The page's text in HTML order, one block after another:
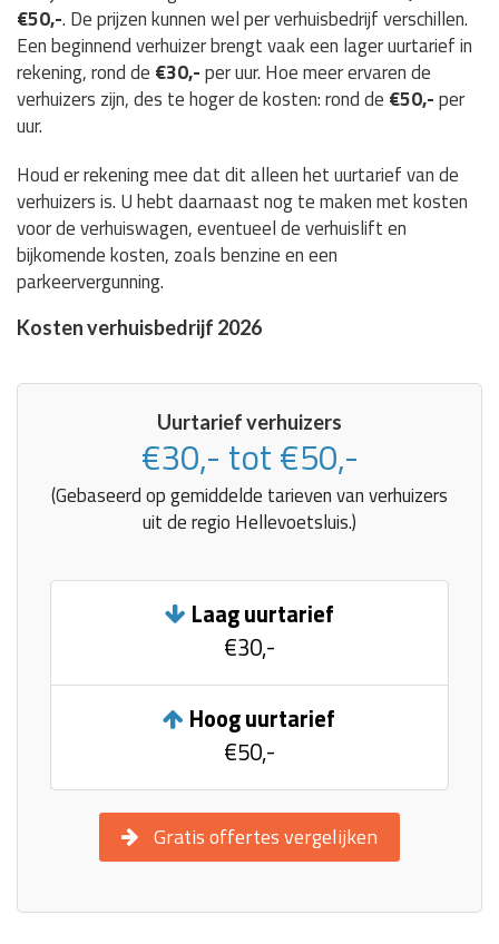
€50,-. De prijzen kunnen wel per verhuisbedrijf verschillen.
Een beginnend verhuizer brengt vaak een lager uurtarief in
rekening, rond de €30,-per uur. Hoe meer ervaren de
verhuizers zijn, des te hoger de kosten: rond de €50,-per
uur.
Houd er rekening mee dat dit alleen het uurtarief van de
verhuizers is. U hebt daarnaast nog te maken met kosten
voor de verhuiswagen, eventueel de verhuislift en
bijkomende kosten, zoals benzine en een
parkeervergunning.
Kosten verhuisbedrijf 2026
Uurtarief verhuizers
€30,- tot €50,-
(Gebaseerd op gemiddelde tarieven van verhuizers
uit de regio Hellevoetsluis.)
Laag uurtarief
€30,-
Hoog uurtarief
€50,-
Gratis offertes vergelijken